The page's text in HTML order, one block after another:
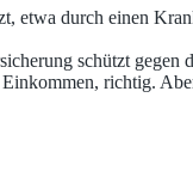
etwa durch einen
schützt
richtig.